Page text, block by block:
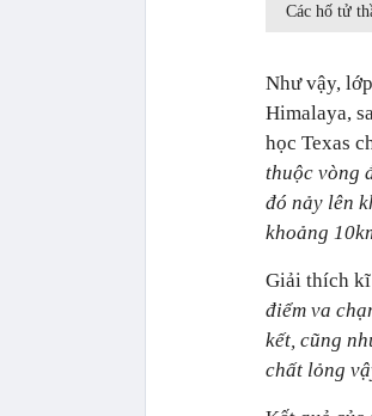
Các hố tử
Như vậy,
Himalaya,
học Texas
thuộc vòng
đó nảy lên
khoảng
Giải thích
điểm va
kết, cũng
chất lỏng